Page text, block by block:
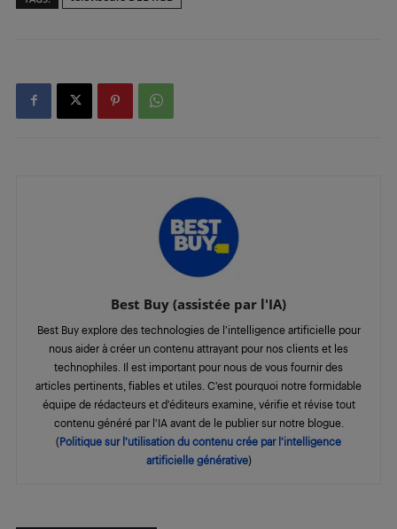
Best Buy (assistée par l'IA)
Best Buy explore des technologies de l’intelligence artificielle pour
nous aider à créer un contenu attrayant pour nos clients et les
technophiles. Il est important pour nous de vous fournir des
articles pertinents, fiables et utiles. C'est pourquoi notre formidable
équipe de rédacteurs et d'éditeurs examine, vérifie et révise tout
contenu généré par l'IA avant de le publier sur notre blogue.
(Politique sur l’utilisation du contenu crée par l’intelligence
artificielle générative)